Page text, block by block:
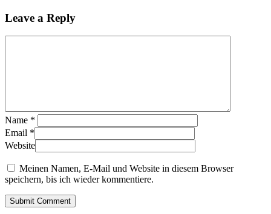
Leave a Reply
Name *
Email *
Website
Meinen Namen, E-Mail und Website in diesem Browser
speichern, bis ich wieder kommentiere.